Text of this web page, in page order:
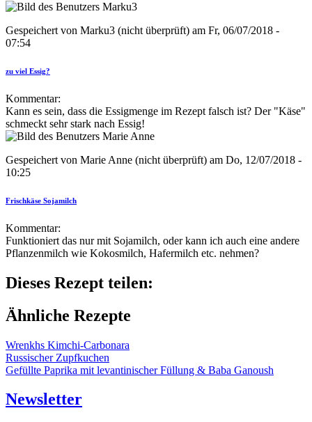
Gespeichert von Marku3 (nicht überprüft) am Fr, 06/07/2018 -
07:54
zu viel Essig?
Kommentar:
Kann es sein, dass die Essigmenge im Rezept falsch ist? Der "Käse"
schmeckt sehr stark nach Essig!
Gespeichert von Marie Anne (nicht überprüft) am Do, 12/07/2018 -
10:25
Frischkäse Sojamilch
Kommentar:
Funktioniert das nur mit Sojamilch, oder kann ich auch eine andere
Pflanzenmilch wie Kokosmilch, Hafermilch etc. nehmen?
Dieses Rezept teilen:
Ähnliche Rezepte
Wrenkhs Kimchi-Carbonara
Russischer Zupfkuchen
Gefüllte Paprika mit levantinischer Füllung & Baba Ganoush
Newsletter